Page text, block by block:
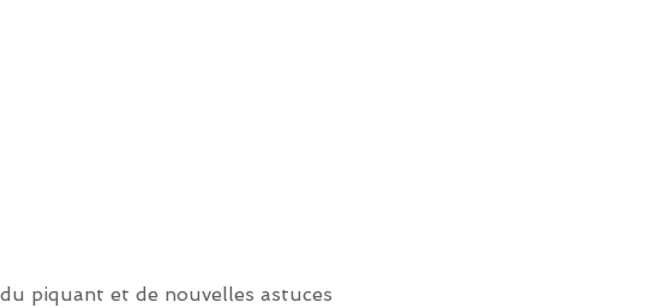
piquant et de nouvelles astuces